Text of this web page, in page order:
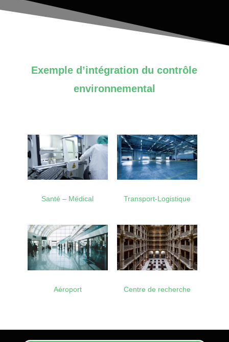
Exemple d’intégration du contrôle
environnemental
Santé – Médical Transport-Logistique
Aéroport Centre de recherche